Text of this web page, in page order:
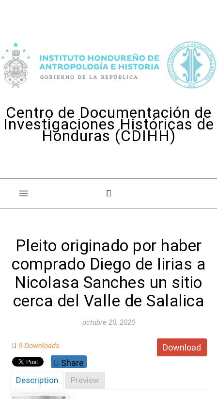
Centro de Documentación de
Investigaciones Históricas de
Honduras (CDIHH)
Pleito originado por haber
comprado Diego de Iirias a
Nicolasa Sanches un sitio
cerca del Valle de Salalica
octubre 20, 2020
Download
0 Downloads
Share
Description Preview